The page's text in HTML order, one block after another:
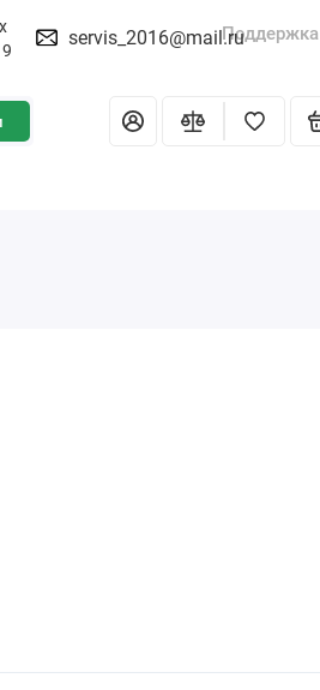
servis_2016@mail.ruПоддержка